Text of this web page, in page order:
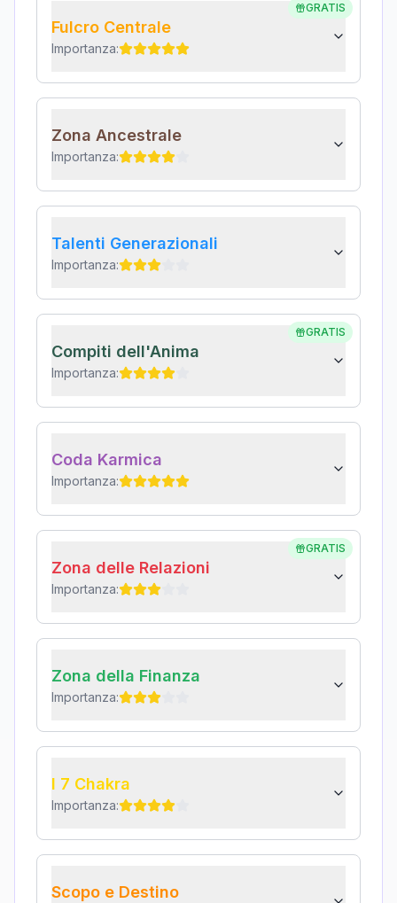
GRATIS
Fulcro Centrale
Importanza:
Zona Ancestrale
Importanza:
Talenti Generazionali
Importanza:
GRATIS
Compiti dell'Anima
Importanza:
Coda Karmica
Importanza:
GRATIS
Zona delle Relazioni
Importanza:
Zona della Finanza
Importanza:
I 7 Chakra
Importanza:
Scopo e Destino